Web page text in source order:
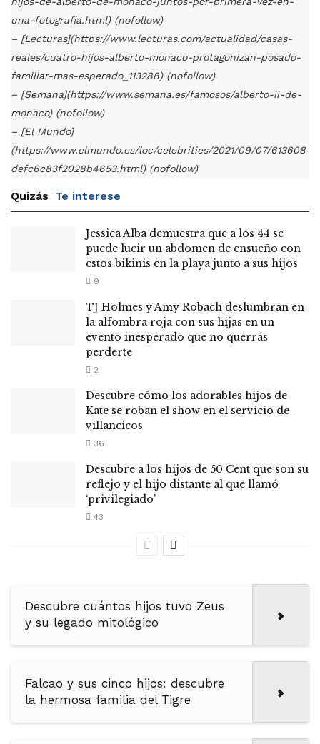
una-fotografia.html) (nofollow)
– [Lecturas](https://www.lecturas.com/actualidad/casas-
reales/cuatro-hijos-alberto-monaco-protagonizan-posado-
familiar-mas-esperado_113288) (nofollow)
– [Semana](https://www.semana.es/famosos/alberto-ii-de-
monaco) (nofollow)
– [El Mundo]
(https://www.elmundo.es/loc/celebrities/2021/09/07/613608
defc6c83f2028b4653.html) (nofollow)
Quizás Te interese
Jessica Alba demuestra que a los 44 se
puede lucir un abdomen de ensueño con
estos bikinis en la playa junto a sus hijos
9
TJ Holmes y Amy Robach deslumbran en
la alfombra roja con sus hijas en un
evento inesperado que no querrás
perderte
2
Descubre cómo los adorables hijos de
Kate se roban el show en el servicio de
villancicos
36
Descubre a los hijos de 50 Cent que son su
reflejo y el hijo distante al que llamó
‘privilegiado’
43
Descubre cuántos hijos tuvo Zeus
y su legado mitológico
Falcao y sus cinco hijos: descubre
la hermosa familia del Tigre